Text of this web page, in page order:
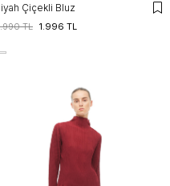
Çiçekli Bluz
1.996 TL
TL